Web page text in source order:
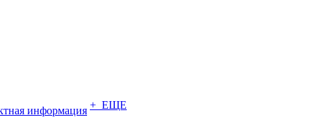
информация + ЕЩЕ